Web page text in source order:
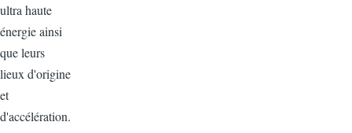
ultra haute
énergie ainsi
que leurs
lieux d'origine
et
d'accélération.